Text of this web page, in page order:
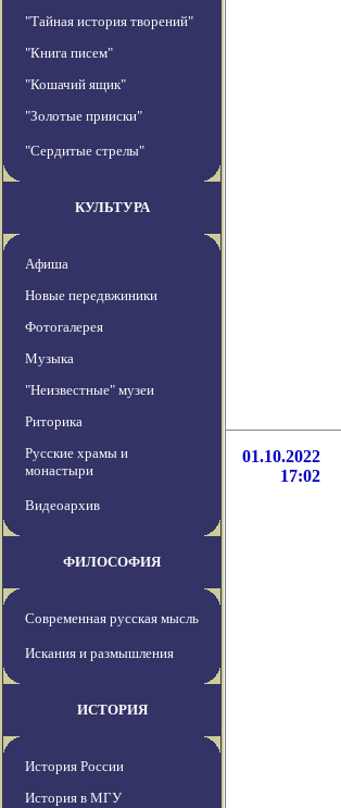
"Тайная история творений"
"Книга писем"
"Кошачий ящик"
"Золотые прииски"
"Сердитые стрелы"
КУЛЬТУРА
Афиша
Новые передвжиники
Фотогалерея
Музыка
"Неизвестные" музеи
Риторика
Русские храмы и
монастыри
Видеоархив
ФИЛОСОФИЯ
Современная русская мысль
Искания и размышления
ИСТОРИЯ
История России
История в МГУ
01.10.2022
17:02